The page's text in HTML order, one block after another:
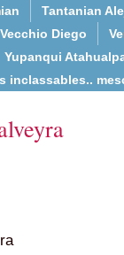
Tantanian
Vecchio Diego
Yupanqui
inclassables..